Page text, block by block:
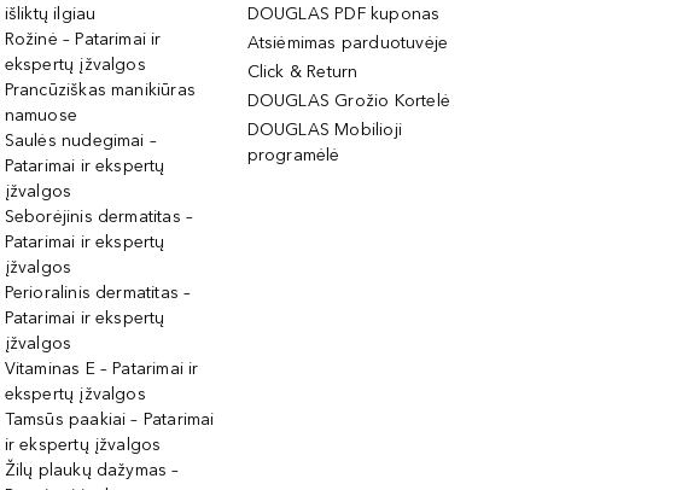
išliktų ilgiau
Rožinė – Patarimai ir
ekspertų įžvalgos
Prancūziškas manikiūras
namuose
Saulės nudegimai –
Patarimai ir ekspertų
įžvalgos
Seborėjinis dermatitas –
Patarimai ir ekspertų
įžvalgos
Perioralinis dermatitas –
Patarimai ir ekspertų
įžvalgos
Vitaminas E – Patarimai ir
ekspertų įžvalgos
Tamsūs paakiai – Patarimai
ir ekspertų įžvalgos
Žilų plaukų dažymas –
DOUGLAS PDF kuponas
Atsiėmimas parduotuvėje
Click & Return
DOUGLAS Grožio Kortelė
DOUGLAS Mobilioji
programėlė